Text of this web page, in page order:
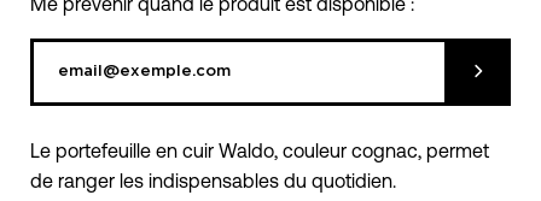
Me prévenir quand le produit est disponible :
Le portefeuille en cuir Waldo, couleur cognac, permet
de ranger les indispensables du quotidien.